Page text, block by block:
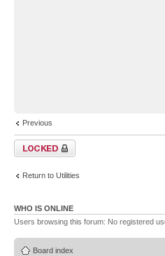
Previous
Topic locked
Return to Utilities
WHO IS ONLINE
Users browsing this forum: No registered
Board index